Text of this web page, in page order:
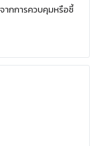
ากการควบคุมหรือชี้